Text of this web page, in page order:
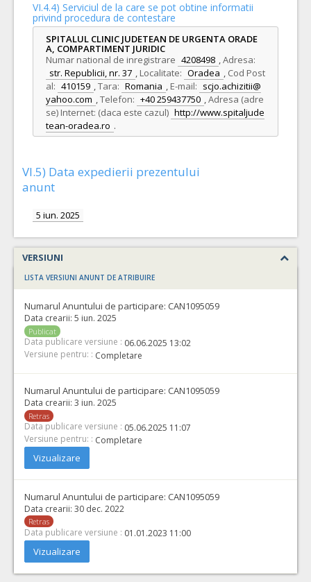
VI.4.4) Serviciul de la care se pot obtine informatii
privind procedura de contestare
SPITALUL CLINIC JUDETEAN DE URGENTA ORADE
A, COMPARTIMENT JURIDIC
Numar national de inregistrare 4208498 ,Adresa:
str. Republicii, nr. 37 , Localitate: Oradea , Cod Post
al: 410159 ,Tara: Romania , E-mail: scjo.achizitii@
yahoo.com ,Telefon: +40 259437750 ,Adresa (adre
se) Internet: (daca este cazul) http://www.spitaljude
tean-oradea.ro .
VI.5) Data expedierii prezentului
anunt
5 iun. 2025
VERSIUNI
LISTA VERSIUNI ANUNT DE ATRIBUIRE
Numarul Anuntului de participare: CAN1095059
Data crearii: 5 iun. 2025
Publicat
Data publicare versiune : 06.06.2025 13:02
Versiune pentru: : Completare
Numarul Anuntului de participare: CAN1095059
Data crearii: 3 iun. 2025
Retras
Data publicare versiune : 05.06.2025 11:07
Versiune pentru: : Completare
Vizualizare
Numarul Anuntului de participare: CAN1095059
Data crearii: 30 dec. 2022
Retras
Data publicare versiune : 01.01.2023 11:00
Vizualizare